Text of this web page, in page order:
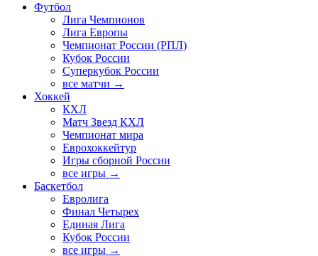
Футбол
Лига Чемпионов
Лига Европы
Чемпионат России (РПЛ)
Кубок России
Суперкубок России
все матчи →
Хоккей
КХЛ
Матч Звезд КХЛ
Чемпионат мира
Еврохоккейтур
Игры сборной России
все игры →
Баскетбол
Евролига
Финал Четырех
Единая Лига
Кубок России
все игры →